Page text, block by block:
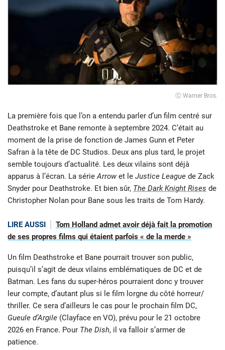
Ⓒ Warner Bros.
La première fois que l’on a entendu parler d’un film centré sur
Deathstroke et Bane remonte à septembre 2024. C’était au
moment de la prise de fonction de James Gunn et Peter
Safran à la tête de DC Studios. Deux ans plus tard, le projet
semble toujours d’actualité. Les deux vilains sont déjà
apparus à l’écran. La sérieArrow et le Justice League de Zack
Snyder pour Deathstroke. Et bien sûr, The Dark Knight Rises de
Christopher Nolan pour Bane sous les traits de Tom Hardy.
LIRE AUSSI
Tom Holland admet avoir déjà fait la promotion
de ses propres films qui étaient parfois « de la merde »
Un film Deathstroke et Bane pourrait trouver son public,
puisqu’il s’agit de deux vilains emblématiques de DC et de
Batman. Les fans du super-héros pourraient donc y trouver
leur compte, d’autant plus si le film lorgne du côté horreur/
thriller. Ce sera d’ailleurs le cas pour le prochain film DC,
Gueule d’Argile (Clayface en VO), prévu pour le 21 octobre
2026 en France. Pour The Dish, il va falloir s’armer de
patience.